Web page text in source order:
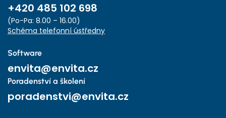
+420 485 102 698
(Po-Pa: 8.00 – 16.00)
Schéma telefonní ústředny
Software
envita@envita.cz
Poradenství a školení
poradenstvi@envita.cz